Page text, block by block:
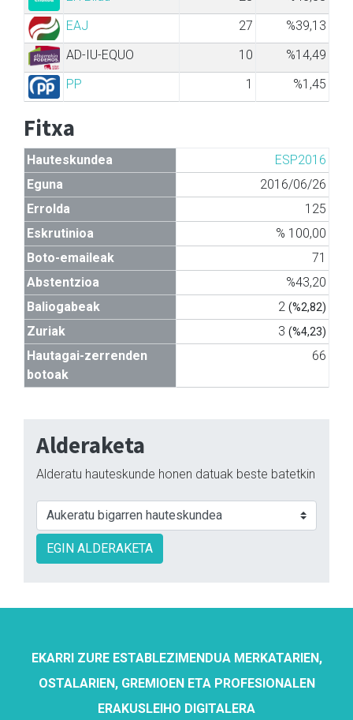
EAJ
27
%39,13
AD-IU-EQUO
10
%14,49
PP
1 %1,45
Fitxa
Hauteskundea
ESP2016
Eguna
2016/06/26
Errolda
125
Eskrutinioa
% 100,00
Boto-emaileak
71
Abstentzioa
%43,20
Baliogabeak
2 (%2,82)
Zuriak 3 (%4,23)
Hautagai-zerrenden
botoak
66
Alderaketa
Alderatu hauteskunde honen datuak beste batetkin
EGIN ALDERAKETA
EKARRI ZURE ESTABLEZIMENDUA MERKATARIEN,
OSTALARIEN, GREMIOEN ETA PROFESIONALEN
ERAKUSLEIHO DIGITALERA